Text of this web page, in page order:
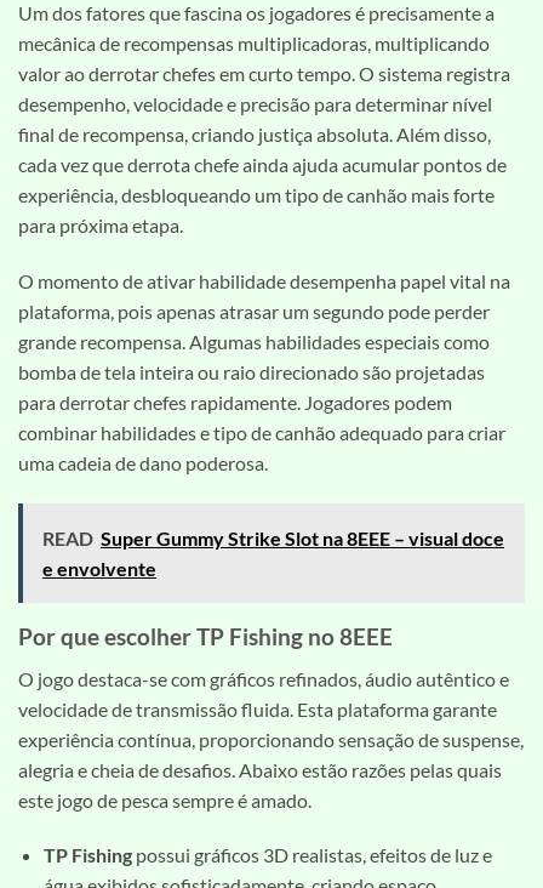
Um dos fatores que fascina os jogadores é precisamente a
mecânica de recompensas multiplicadoras, multiplicando
valor ao derrotar chefes em curto tempo. O sistema registra
desempenho, velocidade e precisão para determinar nível
final de recompensa, criando justiça absoluta. Além disso,
cada vez que derrota chefe ainda ajuda acumular pontos de
experiência, desbloqueando um tipo de canhão mais forte
para próxima etapa.
O momento de ativar habilidade desempenha papel vital na
plataforma, pois apenas atrasar um segundo pode perder
grande recompensa. Algumas habilidades especiais como
bomba de tela inteira ou raio direcionado são projetadas
para derrotar chefes rapidamente. Jogadores podem
combinar habilidades e tipo de canhão adequado para criar
uma cadeia de dano poderosa.
READ Super Gummy Strike Slot na 8EEE – visual doce
e envolvente
Por que escolher TP Fishing no 8EEE
O jogo destaca-se com gráficos refinados, áudio autêntico e
velocidade de transmissão fluida. Esta plataforma garante
experiência contínua, proporcionando sensação de suspense,
alegria e cheia de desafios. Abaixo estão razões pelas quais
este jogo de pesca sempre é amado.
TP Fishingpossui gráficos 3D realistas, efeitos de luz e